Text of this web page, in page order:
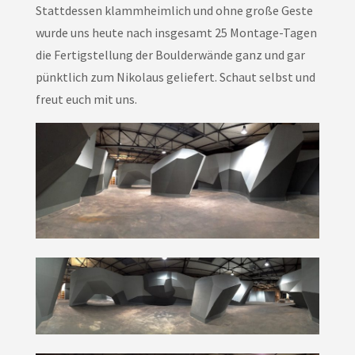
Stattdessen klammheimlich und ohne große Geste
wurde uns heute nach insgesamt 25 Montage-Tagen
die Fertigstellung der Boulderwände ganz und gar
pünktlich zum Nikolaus geliefert. Schaut selbst und
freut euch mit uns.